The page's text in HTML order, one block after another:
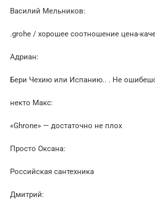
Василий Мельников:
.grohe / хорошее соотношение цена-
Адриан:
Бери Чехию или Испанию.. . Не
некто Макс:
«Ghrone» — достаточно не плох
Просто Оксана:
Российская сантехника
Дмитрий: